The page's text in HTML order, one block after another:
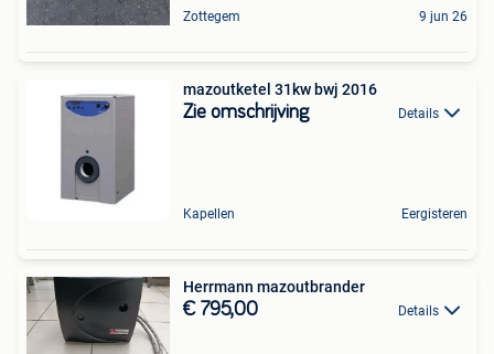
Zottegem 9 jun 26
mazoutketel 31kw bwj 2016
Zie omschrijving Details
Kapellen Eergisteren
Herrmann mazoutbrander
€ 795,00 Details